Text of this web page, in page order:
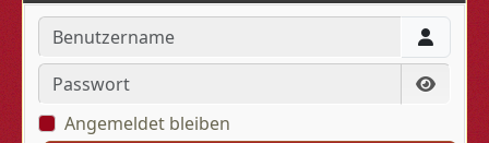
Benutzername
Passwort
Angemeldet bleiben